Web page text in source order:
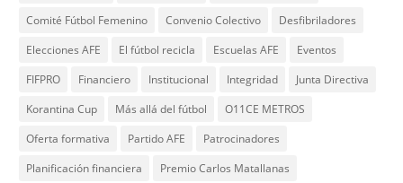
Comité Fútbol Femenino
Convenio Colectivo
Desfibriladores
Elecciones AFE
El fútbol recicla Escuelas AFE
Eventos
FIFPRO
Financiero Institucional Integridad
Junta Directiva
Korantina Cup
Más allá del fútbol
O11CE METROS
Oferta formativa
Partido AFE
Patrocinadores
Planificación financiera
Premio Carlos Matallanas